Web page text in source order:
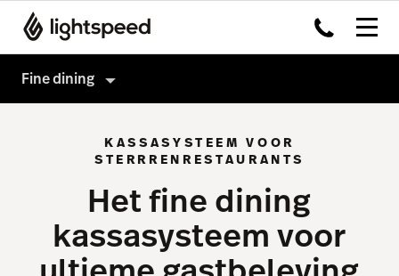
Fine dining
Kassasysteem
Payments
Kitchen Dislpay System
Tableside
Integraties
Multi-locatie
Prijzen
KASSASYSTEEM VOOR
STERRRENRESTAURANTS
Het fine dining
kassasysteem voor